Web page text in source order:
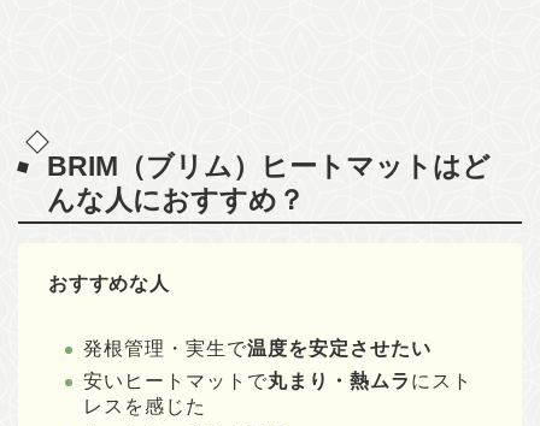
BRIM（ブリム）ヒートマットはど
んな人におすすめ？
おすすめな人
発根管理・実生で温度を安定させたい
安いヒートマットで丸まり・熱ムラ にスト
レスを感じた